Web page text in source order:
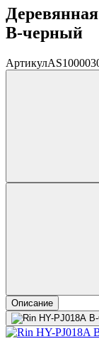
B-черный
Артикул
Описание